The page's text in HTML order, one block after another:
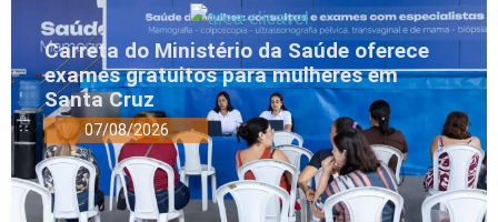
Carreta do Ministério da Saúde oferece
exames gratuitos para mulheres em
Santa Cruz
07/08/2026